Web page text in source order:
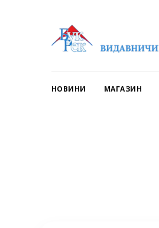
НОВИНИ МАГАЗИН